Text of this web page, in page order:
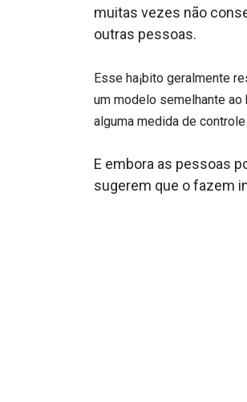
muitas vezes não
outras pessoas.
Esse ha¡bito geralmente
um modelo semelhante
alguma medida de
E embora as pessoas
sugerem que o fazem